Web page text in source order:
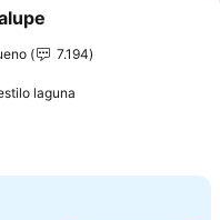
a favoritos
7.194
laguna